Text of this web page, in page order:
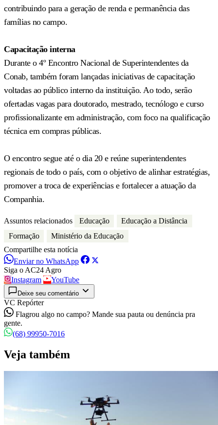
contribuindo para a geração de renda e permanência das
famílias no campo.
Capacitação interna
Durante o 4º Encontro Nacional de Superintendentes da
Conab, também foram lançadas iniciativas de capacitação
voltadas ao público interno da instituição. Ao todo, serão
ofertadas vagas para doutorado, mestrado, tecnólogo e curso
profissionalizante em administração, com foco na qualificação
técnica em compras públicas.
O encontro segue até o dia 20 e reúne superintendentes
regionais de todo o país, com o objetivo de alinhar estratégias,
promover a troca de experiências e fortalecer a atuação da
Companhia.
Assuntos relacionados Educação
Educação a Distância
Formação
Ministério da Educação
Compartilhe esta notícia
Enviar no WhatsApp
Siga o AC24 Agro
Instagram
YouTube
Deixe seu comentário
VC Repórter
Flagrou algo no campo? Mande sua pauta ou denúncia pra
gente.
(68) 99950-7016
Veja também